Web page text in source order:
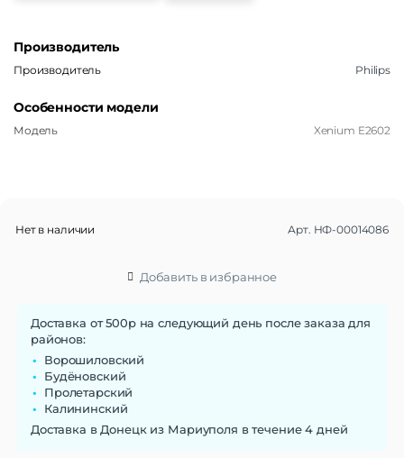
Производитель
Производитель Philips
Особенности модели
Модель Xenium E2602
Нет в наличии Арт. НФ-00014086
Добавить в избранное
Доставка от 500р на следующий день после заказа для
районов:
Ворошиловский
Будёновский
Пролетарский
Калининский
Доставка в Донецк из Мариуполя в течение 4 дней